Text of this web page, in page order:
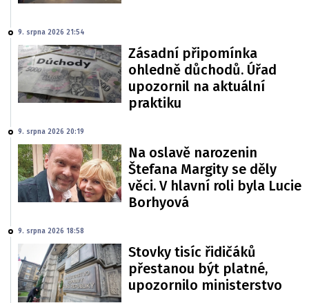
9. srpna 2026 21:54
Zásadní připomínka
ohledně důchodů. Úřad
upozornil na aktuální
praktiku
9. srpna 2026 20:19
Na oslavě narozenin
Štefana Margity se děly
věci. V hlavní roli byla Lucie
Borhyová
9. srpna 2026 18:58
Stovky tisíc řidičáků
přestanou být platné,
upozornilo ministerstvo